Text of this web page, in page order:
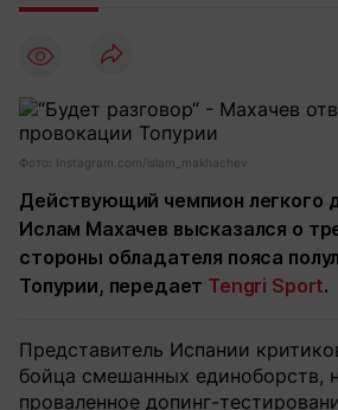
Фото: Instagram.com/islam_makhachev
Действующий чемпион легкого
Ислам Махачев высказался о
стороны обладателя пояса
Топурии, передает Tengri Sport.
Представитель Испании
бойца смешанных единоборств,
проваленное допинг-